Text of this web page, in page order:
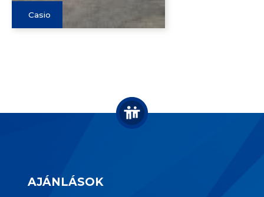
Casio
AJÁNLÁSOK